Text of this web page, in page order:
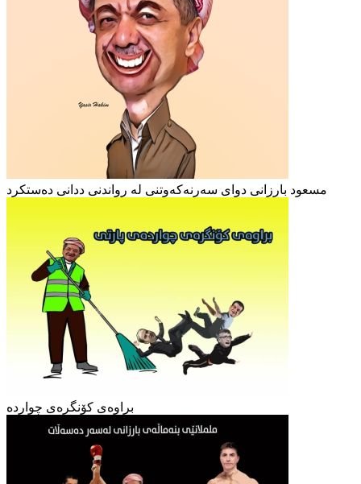
مسعود بارزانی دوای سەرنەکەوتنی لە رواندنی ددانی دەستکرد
براوەی کۆنگرەی چواردە